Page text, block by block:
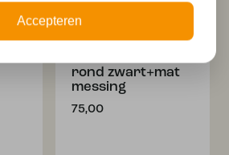
ETH Barry Spot
rond zwart+mat
messing
75,00
Accepteren